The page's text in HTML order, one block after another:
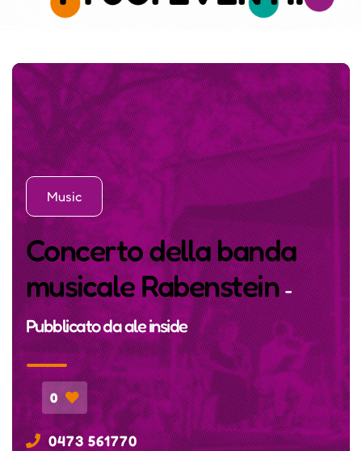
Music
Concerto della banda
musicale Rabenstein-
Pubblicato daale inside
0
0473 561770